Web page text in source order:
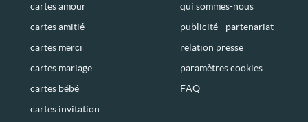
cartes amour
cartes amitié
cartes merci
cartes mariage
cartes bébé
cartes invitation
qui sommes-nous
publicité - partenariat
relation presse
paramètres cookies
FAQ